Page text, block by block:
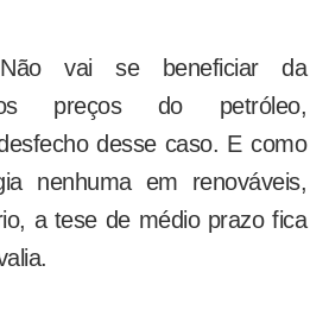
vai se beneficiar da
preços do petróleo,
desse caso. E como
nenhuma em renováveis,
a tese de médio prazo fica